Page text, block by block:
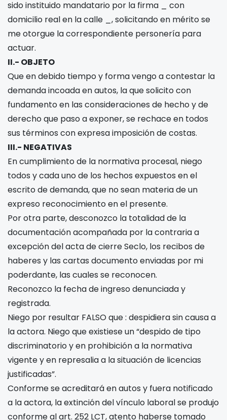
sido instituido mandatario por la firma _ con
domicilio real en la calle _, solicitando en mérito se
me otorgue la correspondiente personería para
actuar.
II.- OBJETO
Que en debido tiempo y forma vengo a contestar la
demanda incoada en autos, la que solicito con
fundamento en las consideraciones de hecho y de
derecho que paso a exponer, se rechace en todos
sus términos con expresa imposición de costas.
III.- NEGATIVAS
En cumplimiento de la normativa procesal, niego
todos y cada uno de los hechos expuestos en el
escrito de demanda, que no sean materia de un
expreso reconocimiento en el presente.
Por otra parte, desconozco la totalidad de la
documentación acompañada por la contraria a
excepción del acta de cierre Seclo, los recibos de
haberes y las cartas documento enviadas por mi
poderdante, las cuales se reconocen.
Reconozco la fecha de ingreso denunciada y
registrada.
Niego por resultar FALSO que : despidiera sin causa a
la actora. Niego que existiese un “despido de tipo
discriminatorio y en prohibición a la normativa
vigente y en represalia a la situación de licencias
justificadas”.
Conforme se acreditará en autos y fuera notificado
a la actora, la extinción del vínculo laboral se produjo
conforme al art. 252 LCT, atento haberse tomado